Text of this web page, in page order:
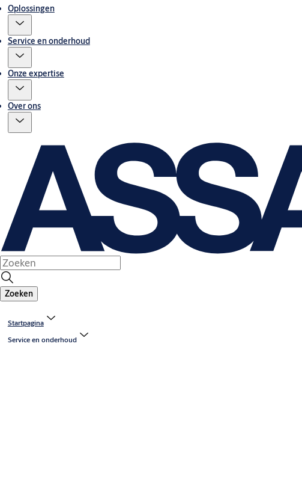
Oplossingen
Service en onderhoud
Onze expertise
Over ons
Zoeken
Startpagina
Service en onderhoud